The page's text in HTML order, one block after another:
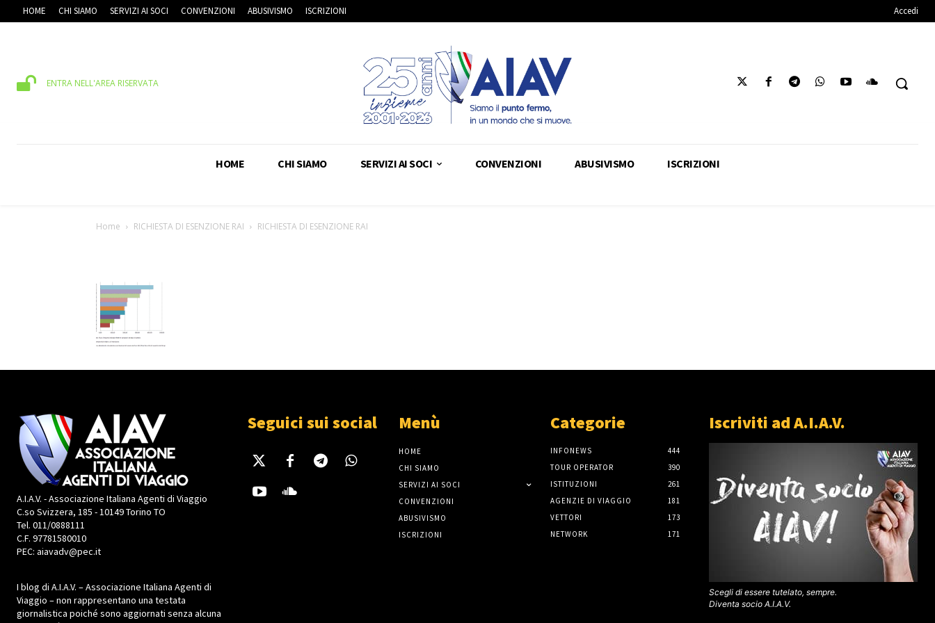
HOME CHI SIAMO SERVIZI AI SOCI CONVENZIONI ABUSIVISMO ISCRIZIONI Accedi
ENTRA NELL'AREA RISERVATA
HOME CHI SIAMO SERVIZI AI SOCI CONVENZIONI ABUSIVISMO ISCRIZIONI
Home RICHIESTA DI ESENZIONE RAI RICHIESTA DI ESENZIONE RAI
A.I.A.V. - Associazione Italiana Agenti di Viaggio
C.so Svizzera, 185 - 10149 Torino TO
Tel. 011/0888111
C.F. 97781580010
PEC: aiavadv@pec.it
I blog di A.I.A.V. – Associazione Italiana Agenti di
Viaggio – non rappresentano una testata
giornalistica poiché sono aggiornati senza alcuna
Seguici sui social Menù
HOME
CHI SIAMO
SERVIZI AI SOCI
CONVENZIONI
ABUSIVISMO
ISCRIZIONI
Categorie
INFONEWS
444
TOUR OPERATOR
390
ISTITUZIONI
261
AGENZIE DI VIAGGIO
181
VETTORI
173
NETWORK
171
Iscriviti ad A.I.A.V.
Scegli di essere tutelato, sempre.
Diventa socio A.I.A.V.